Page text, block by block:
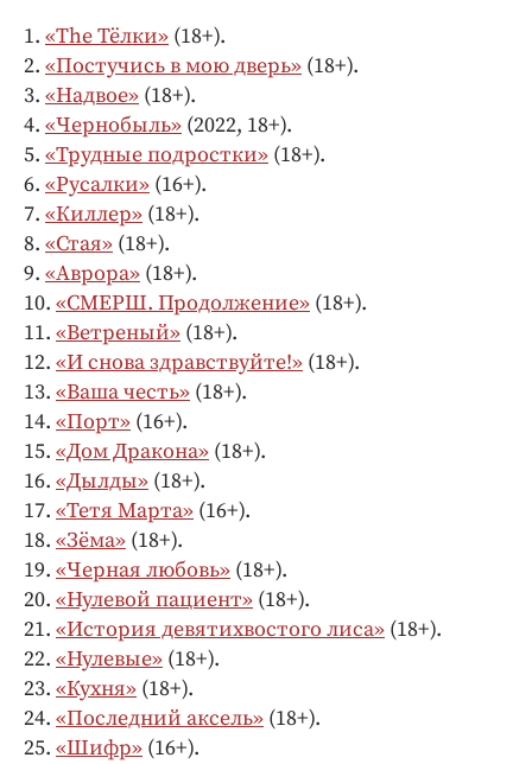
1. «The Тёлки» (18+).
2. «Постучись в мою дверь» (18+).
3. «Надвое» (18+).
4. «Чернобыль» (2022, 18+).
5. «Трудные подростки» (18+).
6. «Русалки» (16+).
7. «Киллер» (18+).
8. «Стая» (18+).
9. «Аврора» (18+).
10. «СМЕРШ. Продолжение» (18+).
11. «Ветреный» (18+).
12. «И снова здравствуйте!» (18+).
13. «Ваша честь» (18+).
14. «Порт» (16+).
15. «Дом Дракона» (18+).
16. «Дылды» (18+).
17. «Тетя Марта» (16+).
18. «Зёма» (18+).
19. «Черная любовь» (18+).
20. «Нулевой пациент» (18+).
21. «История девятихвостого лиса» (18+).
22. «Нулевые» (18+).
23. «Кухня» (18+).
24. «Последний аксель» (18+).
25. «Шифр» (16+).